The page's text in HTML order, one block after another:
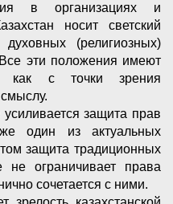
в организациях и
носит светский
(религиозных)
эти положения имеют
как с точки зрения
защита прав
один из актуальных
защита традиционных
ограничивает права
сочетается с ними.